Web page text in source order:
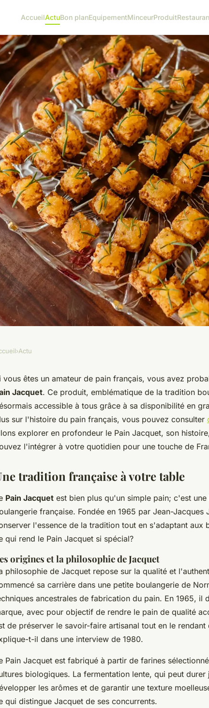
AccueilActuBon planEquipementMinceurProduit
jacquet : un goût
chez soi
›Actu
vous êtes un amateur de pain français, vous avez
Jacquet. Ce produit, emblématique de la tradition
accessible à tous grâce à sa disponibilité en
sur l'histoire du pain français, vous pouvez consulter
explorer en profondeur le Pain Jacquet, son
l'intégrer à votre quotidien pour une touche de
tradition française à votre table
Pain Jacquet est bien plus qu'un simple pain; c'est une
française. Fondée en 1965 par Jean-Jacques
l'essence de la tradition tout en s'adaptant aux
qui rend le Pain Jacquet si spécial?
origines et la philosophie de Jacquet
philosophie de Jacquet repose sur la qualité et
sa carrière dans une petite boulangerie de
ancestrales de fabrication du pain. En 1965, il
avec pour objectif de rendre le pain de qualité
de préserver le savoir-faire artisanal tout en le
t-il dans une interview de 1980.
Pain Jacquet est fabriqué à partir de farines
biologiques. La fermentation lente, qui peut durer
les arômes et de garantir une texture
qui distingue Jacquet de ses concurrents.